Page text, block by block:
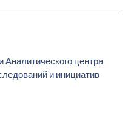
Аналитического центра
и инициатив